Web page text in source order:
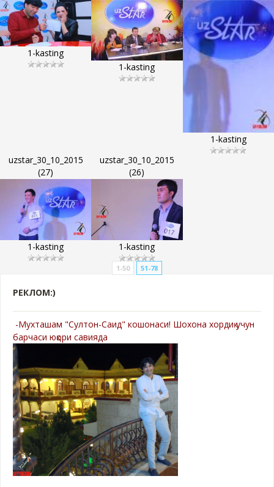
1-kasting
1-kasting
1-kasting
uzstar_30_10_2015
(27)
1-kasting
uzstar_30_10_2015
(26)
1-kasting
1-50 51-78
РЕКЛОМ:)
-Мухташам "Султон-Саид" кошонаси! Шохона хордиқ учун
барчаси юқори савияда